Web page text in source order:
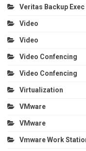
Veritas Backup Exec
Video
Video
Video Confencing
Video Confencing
Virtualization
VMware
VMware
Vmware Work